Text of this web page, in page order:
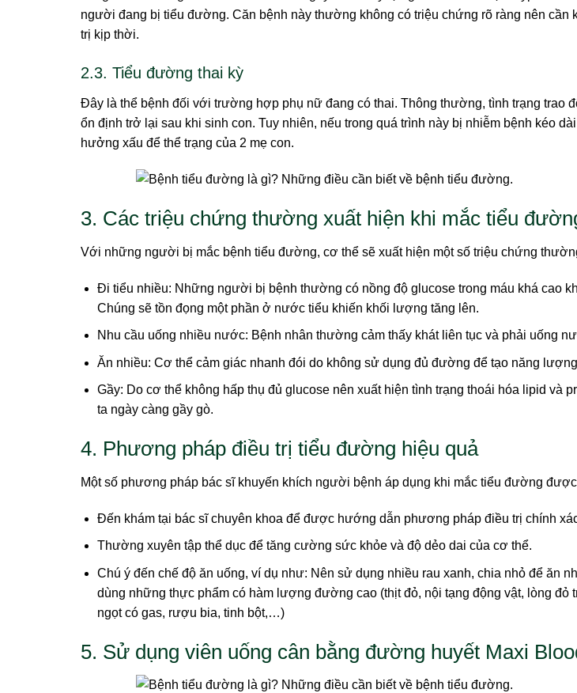
người đang bị tiểu đường. Căn bệnh này thường không có triệu chứng rõ ràng nên cần
trị kịp thời.
2.3. Tiểu đường thai kỳ
Đây là thể bệnh đối với trường hợp phụ nữ đang có thai. Thông thường, tình trạng trao
ổn định trở lại sau khi sinh con. Tuy nhiên, nếu trong quá trình này bị nhiễm bệnh kéo
hưởng xấu để thể trạng của 2 mẹ con.
3. Các triệu chứng thường xuất hiện khi mắc tiểu
Với những người bị mắc bệnh tiểu đường, cơ thể sẽ xuất hiện một số triệu chứng
Đi tiểu nhiều: Những người bị bệnh thường có nồng độ glucose trong máu khá cao
Chúng sẽ tồn đọng một phần ở nước tiểu khiến khối lượng tăng lên.
Nhu cầu uống nhiều nước: Bệnh nhân thường cảm thấy khát liên tục và phải uống
Ăn nhiều: Cơ thể cảm giác nhanh đói do không sử dụng đủ đường để tạo năng
Gầy: Do cơ thể không hấp thụ đủ glucose nên xuất hiện tình trạng thoái hóa lipid và
ta ngày càng gầy gò.
4. Phương pháp điều trị tiểu đường hiệu quả
Một số phương pháp bác sĩ khuyến khích người bệnh áp dụng khi mắc tiểu đường
Đến khám tại bác sĩ chuyên khoa để được hướng dẫn phương pháp điều trị chính
Thường xuyên tập thể dục để tăng cường sức khỏe và độ dẻo dai của cơ thể.
Chú ý đến chế độ ăn uống, ví dụ như: Nên sử dụng nhiều rau xanh, chia nhỏ để ăn
dùng những thực phẩm có hàm lượng đường cao (thịt đỏ, nội tạng động vật, lòng đỏ
ngọt có gas, rượu bia, tinh bột,…)
5. Sử dụng viên uống cân bằng đường huyết Maxi